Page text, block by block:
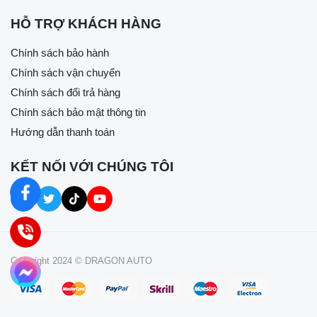
HỖ TRỢ KHÁCH HÀNG
Chính sách bảo hành
Chính sách vận chuyển
Chính sách đổi trả hàng
Chính sách bảo mật thông tin
Hướng dẫn thanh toán
KẾT NỐI VỚI CHÚNG TÔI
Copyright 2024 © DRAGON AUTO